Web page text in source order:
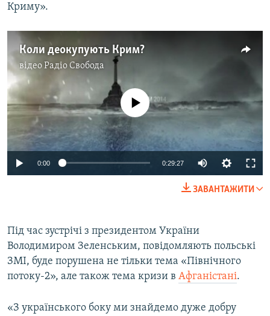
Криму».
Коли деокупують Крим?
відеоРадіо Свобода
No media source currently available
0:00 0:29:27
ЗАВАНТАЖИТИ
Під час зустрічі з президентом України
Володимиром Зеленським, повідомляють польські
ЗМІ, буде порушена не тільки тема «Північного
потоку-2», але також тема кризи в Афганістані.
«З українського боку ми знайдемо дуже добру